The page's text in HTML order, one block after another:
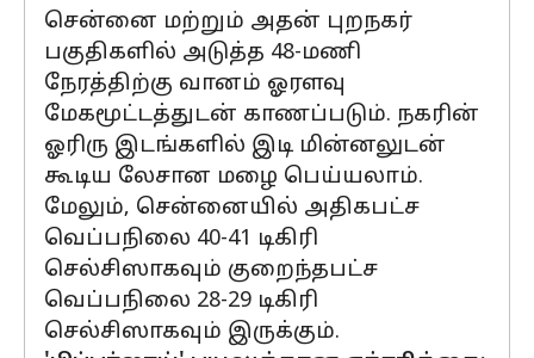
சென்னை மற்றும் அதன் புறநகர்
பகுதிகளில் அடுத்த 48-மணி
நேரத்திற்கு வானம் ஓரளவு
மேகமூட்டத்துடன் காணப்படும். நகரின்
ஓரிரு இடங்களில் இடி மின்னலுடன்
கூடிய லேசான மழை பெய்யலாம்.
மேலும், சென்னையில் அதிகபட்ச
வெப்பநிலை 40-41 டிகிரி
செல்சிஸாகவும் குறைந்தபட்ச
வெப்பநிலை 28-29 டிகிரி
செல்சிஸாகவும் இருக்கும்.